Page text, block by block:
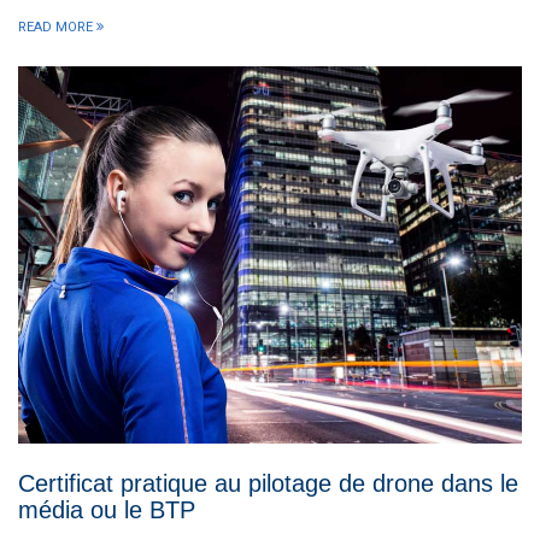
READ MORE
Certificat pratique au pilotage de drone dans le
média ou le BTP